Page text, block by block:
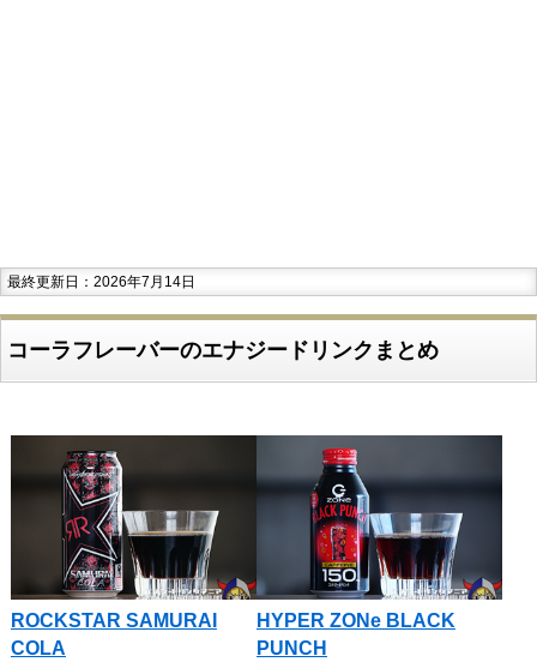
最終更新日：2026年7月14日
コーラフレーバーのエナジードリンクまとめ
ROCKSTAR SAMURAI
COLA
HYPER ZONe BLACK
PUNCH